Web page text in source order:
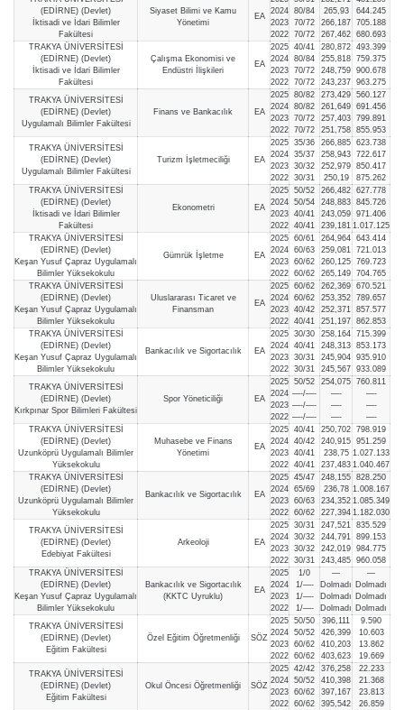
(EDİRNE) (Devlet)
İktisadi ve İdari Bilimler
Fakültesi
Siyaset Bilimi ve Kamu
Yönetimi
EA
2024
2023
2022
80/84
70/72
70/72
265,93
266,187
267,462
644.245
705.188
680.693
TRAKYA ÜNİVERSİTESİ
(EDİRNE) (Devlet)
İktisadi ve İdari Bilimler
Fakültesi
Çalışma Ekonomisi ve
Endüstri İlişkileri
EA
2025
2024
2023
2022
40/41
80/84
70/72
70/72
280,872
255,818
248,759
243,237
493.399
759.375
900.678
963.275
TRAKYA ÜNİVERSİTESİ
(EDİRNE) (Devlet)
Uygulamalı Bilimler Fakültesi
Finans ve Bankacılık EA
2025
2024
2023
2022
80/82
80/82
70/72
70/72
273,429
261,649
257,403
251,758
560.127
691.456
799.891
855.953
TRAKYA ÜNİVERSİTESİ
(EDİRNE) (Devlet)
Uygulamalı Bilimler Fakültesi
Turizm İşletmeciliği EA
2025
2024
2023
2022
35/36
35/37
30/32
30/31
266,885
258,943
252,979
250,19
623.738
722.617
850.417
875.262
TRAKYA ÜNİVERSİTESİ
(EDİRNE) (Devlet)
İktisadi ve İdari Bilimler
Fakültesi
Ekonometri EA
2025
2024
2023
2022
50/52
50/54
40/41
40/41
266,482
248,883
243,059
239,181
627.778
845.726
971.406
1.017.125
TRAKYA ÜNİVERSİTESİ
(EDİRNE) (Devlet)
Keşan Yusuf Çapraz Uygulamalı
Bilimler Yüksekokulu
Gümrük İşletme EA
2025
2024
2023
2022
60/61
60/63
60/62
60/62
264,964
259,081
260,125
265,149
643.414
721.013
769.723
704.765
TRAKYA ÜNİVERSİTESİ
(EDİRNE) (Devlet)
Keşan Yusuf Çapraz Uygulamalı
Bilimler Yüksekokulu
Uluslararası Ticaret ve
Finansman
EA
2025
2024
2023
2022
60/62
60/62
40/42
40/41
262,369
253,352
252,371
251,197
670.521
789.657
857.577
862.853
TRAKYA ÜNİVERSİTESİ
(EDİRNE) (Devlet)
Keşan Yusuf Çapraz Uygulamalı
Bilimler Yüksekokulu
Bankacılık ve Sigortacılık EA
2025
2024
2023
2022
30/30
40/41
30/31
30/31
258,164
248,313
245,904
245,567
715.399
853.173
935.910
933.089
TRAKYA ÜNİVERSİTESİ
(EDİRNE) (Devlet)
Kırkpınar Spor Bilimleri Fakültesi
Spor Yöneticiliği EA
2025
2024
2023
2022
50/52
—-/—-
—-/—-
—-/—-
254,075
—-
—-
—-
760.811
—-
—-
—-
TRAKYA ÜNİVERSİTESİ
(EDİRNE) (Devlet)
Uzunköprü Uygulamalı Bilimler
Yüksekokulu
Muhasebe ve Finans
Yönetimi
EA
2025
2024
2023
2022
40/41
40/42
40/41
40/41
250,702
240,915
238,75
237,483
798.919
951.259
1.027.133
1.040.467
TRAKYA ÜNİVERSİTESİ
(EDİRNE) (Devlet)
Uzunköprü Uygulamalı Bilimler
Yüksekokulu
Bankacılık ve Sigortacılık EA
2025
2024
2023
2022
45/47
65/69
60/63
60/62
248,155
236,78
234,352
227,394
828.250
1.008.167
1.085.349
1.182.030
TRAKYA ÜNİVERSİTESİ
(EDİRNE) (Devlet)
Edebiyat Fakültesi
Arkeoloji EA
2025
2024
2023
2022
30/31
30/32
30/32
30/31
247,521
244,791
242,019
243,485
835.529
899.153
984.775
960.058
TRAKYA ÜNİVERSİTESİ
(EDİRNE) (Devlet)
Keşan Yusuf Çapraz Uygulamalı
Bilimler Yüksekokulu
Bankacılık ve Sigortacılık
(KKTC Uyruklu)
EA
2025
2024
2023
2022
1/0
1/—-
1/—-
1/—-
—
Dolmadı
Dolmadı
Dolmadı
—
Dolmadı
Dolmadı
Dolmadı
TRAKYA ÜNİVERSİTESİ
(EDİRNE) (Devlet)
Eğitim Fakültesi
Özel Eğitim Öğretmenliği SÖZ
2025
2024
2023
2022
50/50
50/52
60/62
60/62
396,111
426,399
410,203
403,623
9.590
10.603
13.862
19.669
TRAKYA ÜNİVERSİTESİ
(EDİRNE) (Devlet)
Eğitim Fakültesi
Okul Öncesi Öğretmenliği SÖZ
2025
2024
2023
2022
42/42
50/52
60/62
60/62
376,258
410,398
397,167
395,542
22.233
21.368
23.813
26.859